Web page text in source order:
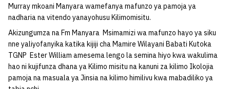
Murray mkoani Manyara wamefanya mafunzo ya pamoja ya
nadharia na vitendo yanayohusu Kilimomisitu.
Akizungumza na Fm Manyara Msimamizi wa mafunzo hayo ya siku
nne yaliyofanyika katika kijiji cha Mamire Wilayani Babati Kutoka
TGNP Ester William amesema lengo la semina hiyo kwa wakulima
hao ni kujifunza dhana ya Kilimo misitu na kanuni za kilimo Ikolojia
pamoja na masuala ya Jinsia na kilimo himilivu kwa mabadiliko ya